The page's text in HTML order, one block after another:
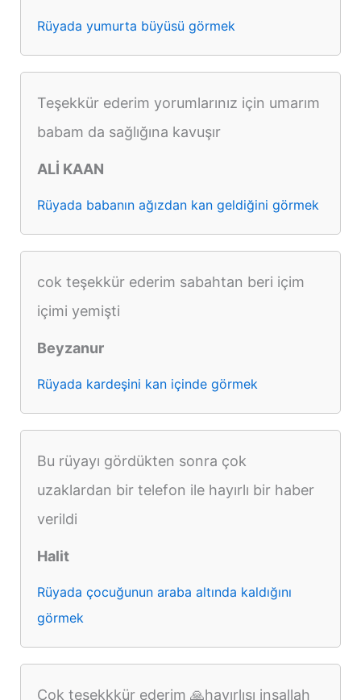
Rüyada yumurta büyüsü görmek
Teşekkür ederim yorumlarınız için umarım
babam da sağlığına kavuşır
ALİ KAAN
Rüyada babanın ağızdan kan geldiğini görmek
cok teşekkür ederim sabahtan beri içim
içimi yemişti
Beyzanur
Rüyada kardeşini kan içinde görmek
Bu rüyayı gördükten sonra çok
uzaklardan bir telefon ile hayırlı bir haber
verildi
Halit
Rüyada çocuğunun araba altında kaldığını
görmek
Çok teşekkkür ederim 🙏hayırlısı inşallah